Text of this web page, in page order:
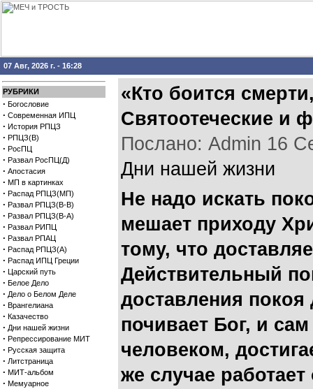
07 Авг, 2026 г. - 16:28
РУБРИКИ
· Богословие
· Современная ИПЦ
· История РПЦЗ
· РПЦЗ(В)
· РосПЦ
· Развал РосПЦ(Д)
· Апостасия
· МП в картинках
· Распад РПЦЗ(МП)
· Развал РПЦЗ(В-В)
· Развал РПЦЗ(В-А)
· Развал РИПЦ
· Развал РПАЦ
· Распад РПЦЗ(А)
· Распад ИПЦ Греции
· Царский путь
· Белое Дело
· Дело о Белом Деле
· Врангелиана
· Казачество
· Дни нашей жизни
· Репрессирование МИТ
· Русская защита
· Литстраница
· МИТ-альбом
· Мемуарное
«Кто боится
Святоотеческие и
Послано: Admin 16
Дни нашей жизни
Не надо искать
мешает приходу
тому, что
Действительный
доставления покоя
почивает Бог, и
человеком,
же случае